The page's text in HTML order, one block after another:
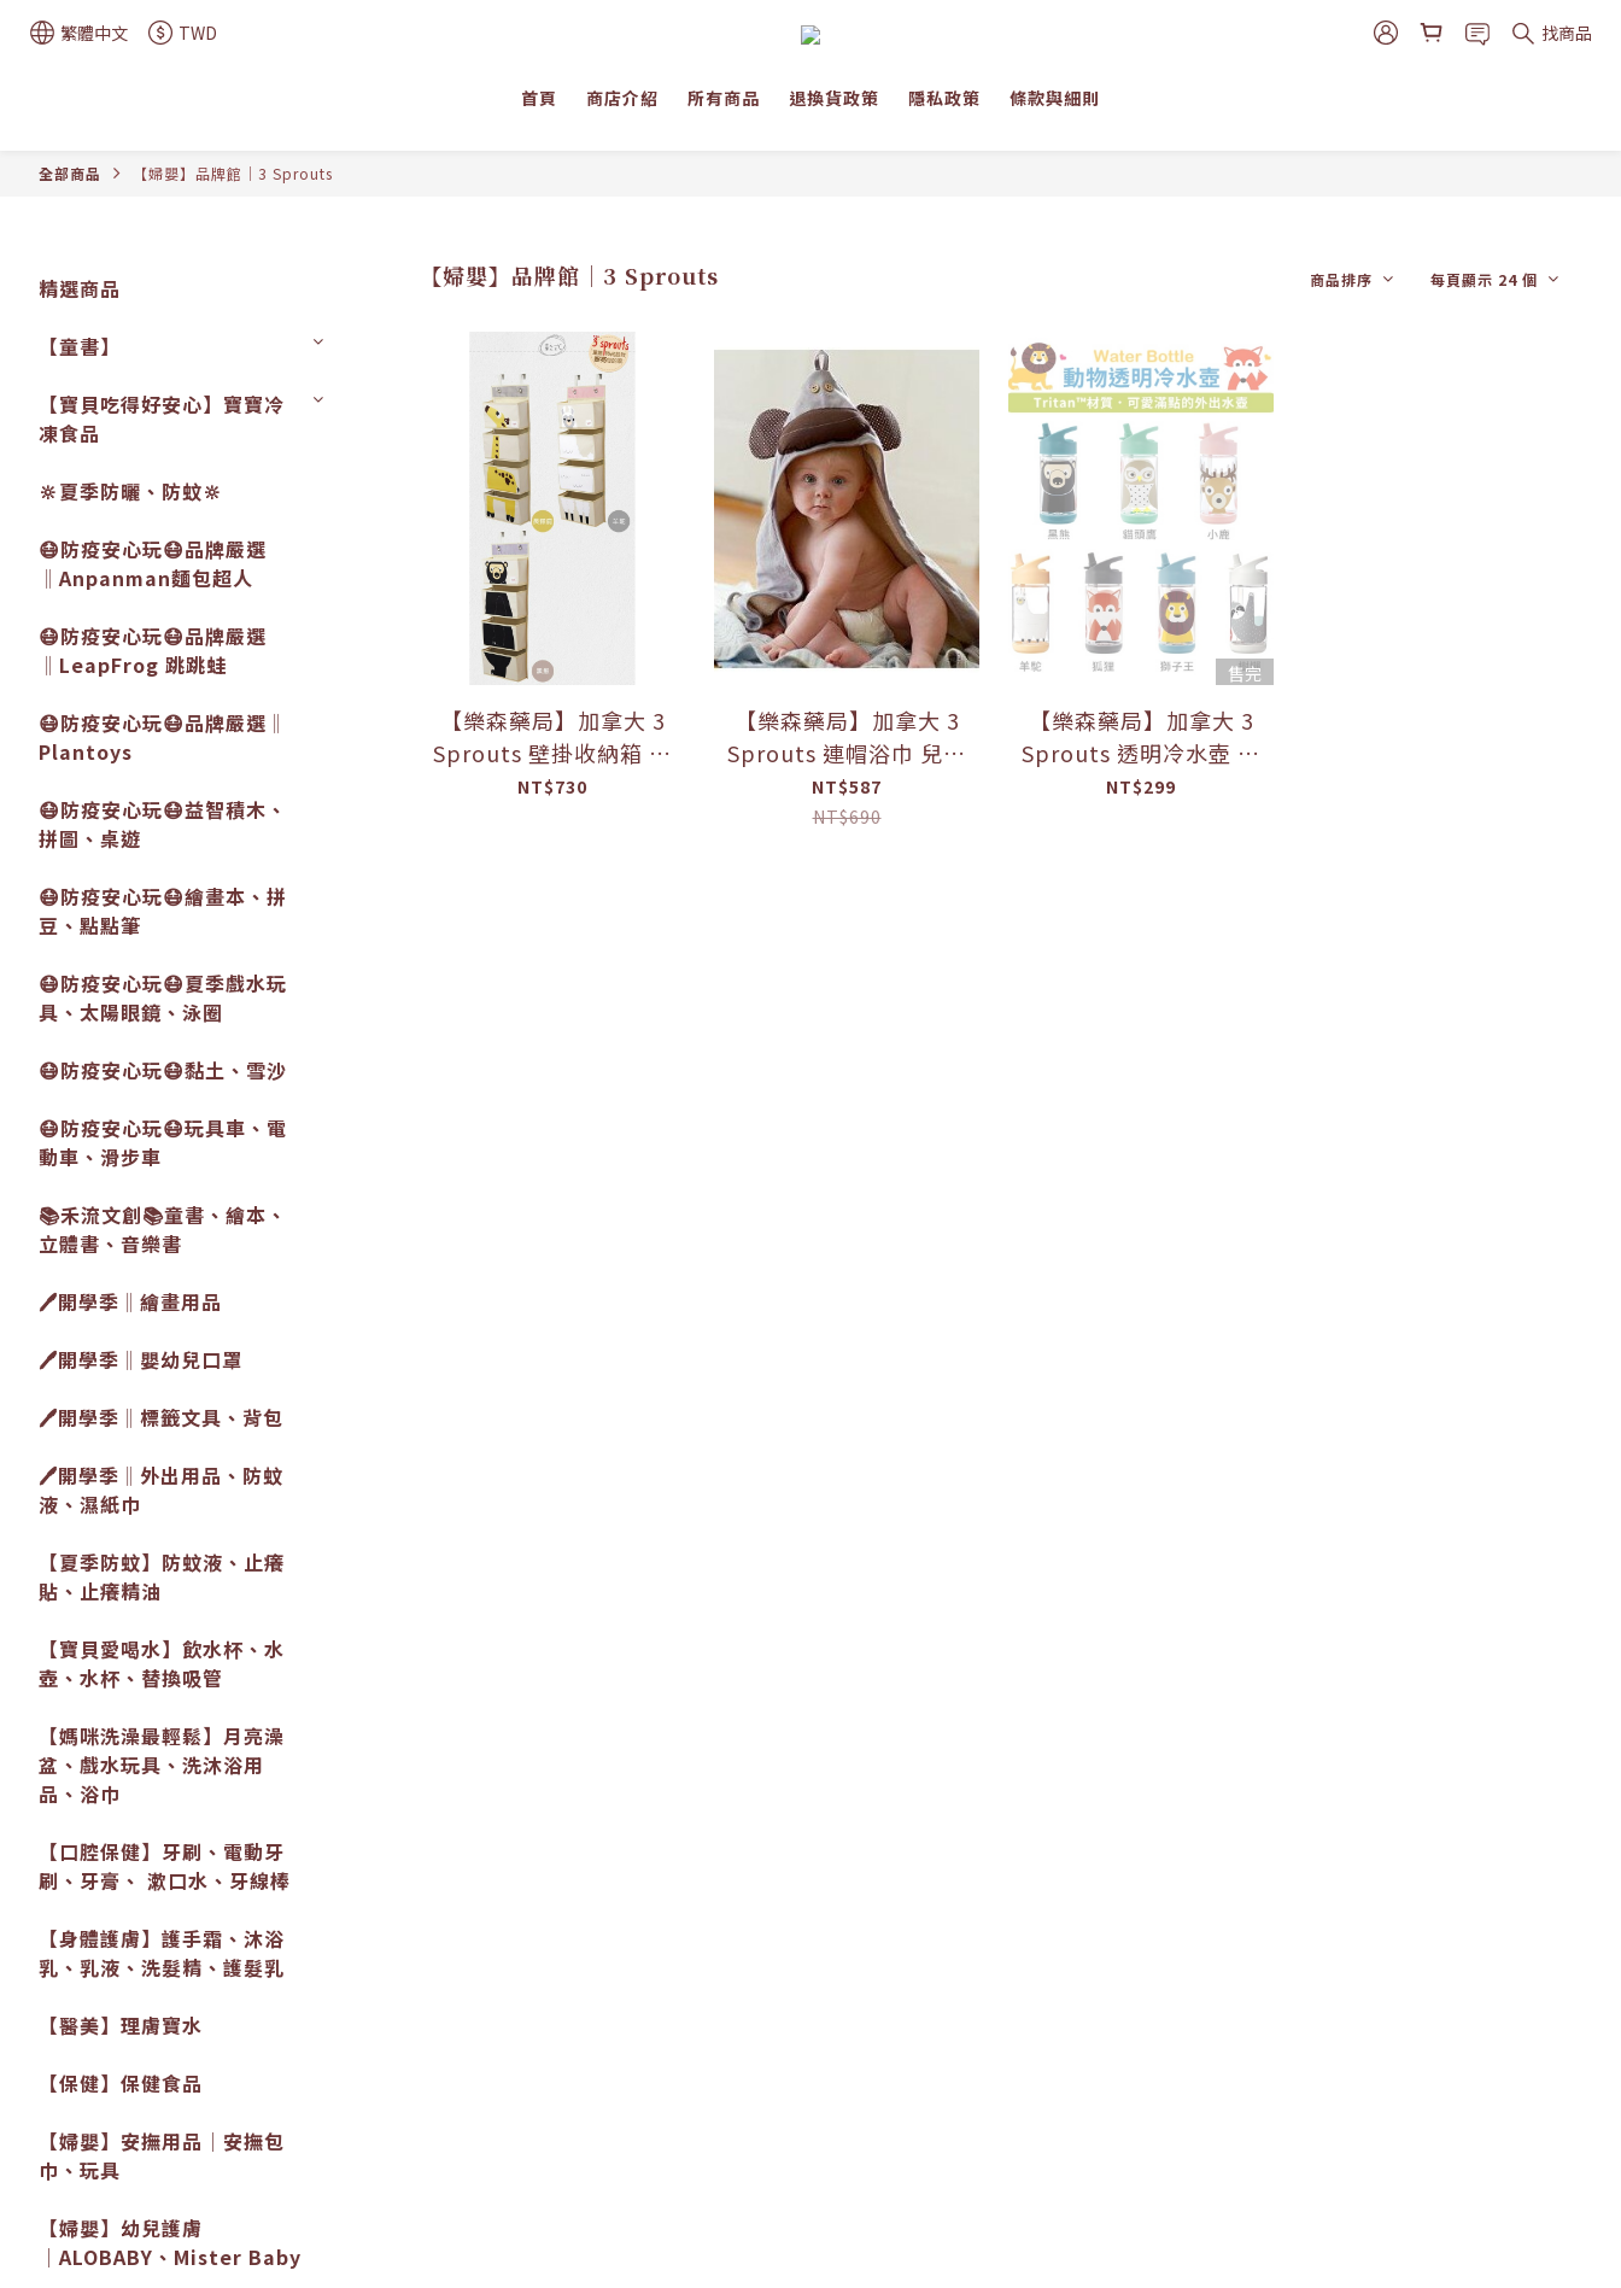
繁體中文 TWD 找商品
首頁 商店介紹 所有商品 退換貨政策 隱私政策 條款與細則
全部商品 【婦嬰】品牌館│3 Sprouts
精選商品
【童書】
【寶貝吃得好安心】寶寶冷
凍食品
🔆夏季防曬、防蚊🔆
😷防疫安心玩😷品牌嚴選
‖Anpanman麵包超人
😷防疫安心玩😷品牌嚴選
‖LeapFrog 跳跳蛙
😷防疫安心玩😷品牌嚴選‖
Plantoys
😷防疫安心玩😷益智積木、
拼圖、桌遊
😷防疫安心玩😷繪畫本、拼
豆、點點筆
😷防疫安心玩😷夏季戲水玩
具、太陽眼鏡、泳圈
😷防疫安心玩😷黏土、雪沙
😷防疫安心玩😷玩具車、電
動車、滑步車
📚禾流文創📚童書、繪本、
立體書、音樂書
🖊️開學季‖繪畫用品
🖊️開學季‖嬰幼兒口罩
🖊️開學季‖標籤文具、背包
🖊️開學季‖外出用品、防蚊
液、濕紙巾
【夏季防蚊】防蚊液、止癢
貼、止癢精油
【寶貝愛喝水】飲水杯、水
壺、水杯、替換吸管
【媽咪洗澡最輕鬆】月亮澡
盆、戲水玩具、洗沐浴用
品、浴巾
【口腔保健】牙刷、電動牙
刷、牙膏、 漱口水、牙線棒
【身體護膚】護手霜、沐浴
乳、乳液、洗髮精、護髮乳
【醫美】理膚寶水
【保健】保健食品
【婦嬰】安撫用品│安撫包
巾、玩具
【婦嬰】幼兒護膚
│ALOBABY、Mister Baby
【婦嬰】品牌館│3 Sprouts 商品排序 每頁顯示 24 個
【樂森藥局】加拿大 3
Sprouts 壁掛收納箱 收
納折疊 收納盒 三層櫃收
NT$730
【樂森藥局】加拿大 3
Sprouts 連帽浴巾 兒童
浴巾 連帽式斗篷 被毯
包巾 『公司貨&開立發
NT$587
NT$690
售完
【樂森藥局】加拿大 3
Sprouts 透明冷水壺 水
壺 運動水壺 340ML
NT$299